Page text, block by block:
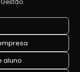
aluno